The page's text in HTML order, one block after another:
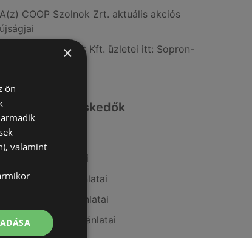
A(z) COOP Szolnok Zrt. aktuális akciós
újságjai
A(z) Penny-Market Kft. üzletei itt: Sopron-
kiskereskedők
A(z) CBA ajánlatai
A(z) Coop ajánlatai
A(z) AlphaZoo ajánlatai
A(z) Ecofamily ajánlatai
A(z) Coop Tisza ajánlatai
×
ön
valamint